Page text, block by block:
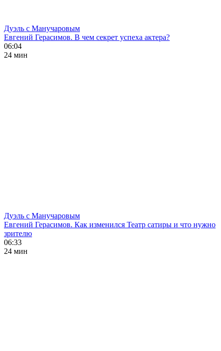
Дуэль с Манучаровым
Евгений Герасимов. В чем секрет успеха актера?
06:04
24 мин
Дуэль с Манучаровым
Евгений Герасимов. Как изменился Театр сатиры и что нужно
зрителю
06:33
24 мин